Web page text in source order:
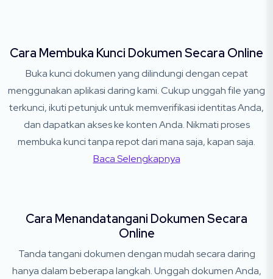
Cara Membuka Kunci Dokumen Secara Online
Buka kunci dokumen yang dilindungi dengan cepat
menggunakan aplikasi daring kami. Cukup unggah file yang
terkunci, ikuti petunjuk untuk memverifikasi identitas Anda,
dan dapatkan akses ke konten Anda. Nikmati proses
membuka kunci tanpa repot dari mana saja, kapan saja.
Baca Selengkapnya
Cara Menandatangani Dokumen Secara
Online
Tanda tangani dokumen dengan mudah secara daring
hanya dalam beberapa langkah. Unggah dokumen Anda,